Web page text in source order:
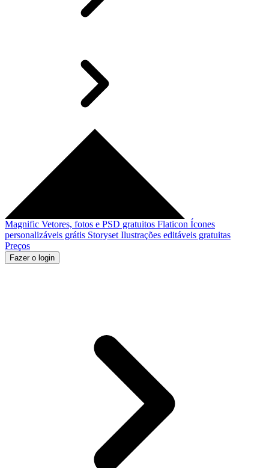
Magnific Vetores, fotos e PSD gratuitos Flaticon Ícones
personalizáveis grátis Storyset Ilustrações editáveis gratuitas
Preços
Fazer o login